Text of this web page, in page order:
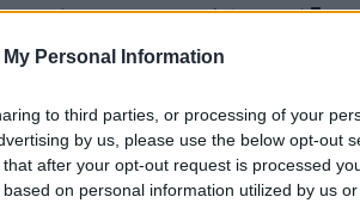
Personal Information
to third parties, or processing of your
by us, please use the below opt-out
after your opt-out request is processed
on personal information utilized by us
κανένανανακριτή
10/04/2023 (όταν και
Επενδύσεων. Είναι λοιπόν
εις γνώσιν του